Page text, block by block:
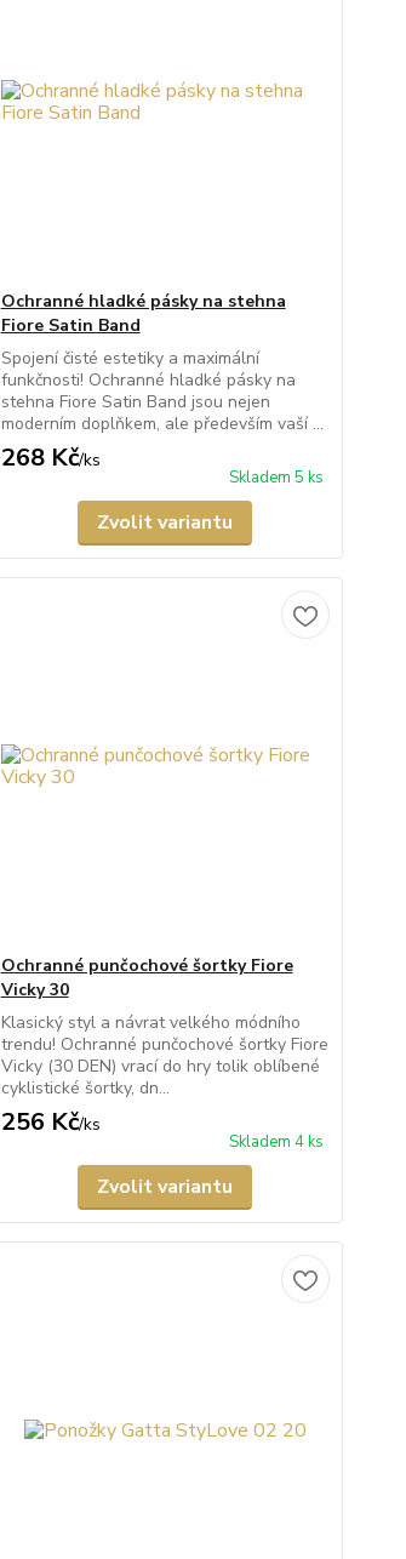
Ochranné hladké pásky na stehna
Fiore Satin Band
Spojení čisté estetiky a maximální
funkčnosti! Ochranné hladké pásky na
stehna Fiore Satin Band jsou nejen
moderním doplňkem, ale především vaší ...
268 Kč/ks
Skladem 5 ks
Zvolit variantu
Ochranné punčochové šortky Fiore
Vicky 30
Klasický styl a návrat velkého módního
trendu! Ochranné punčochové šortky Fiore
Vicky (30 DEN) vrací do hry tolik oblíbené
cyklistické šortky, dn...
256 Kč/ks
Skladem 4 ks
Zvolit variantu